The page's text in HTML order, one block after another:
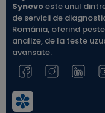
Synevoeste unul
de servicii de
România, oferind
analize, de la teste
avansate.